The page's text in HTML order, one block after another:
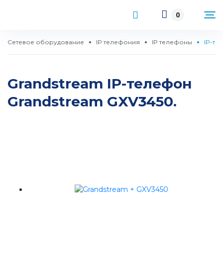
0
Сетевое оборудование IP телефония IP телефоны IP-
Grandstream IP-телефон
Grandstream GXV3450.